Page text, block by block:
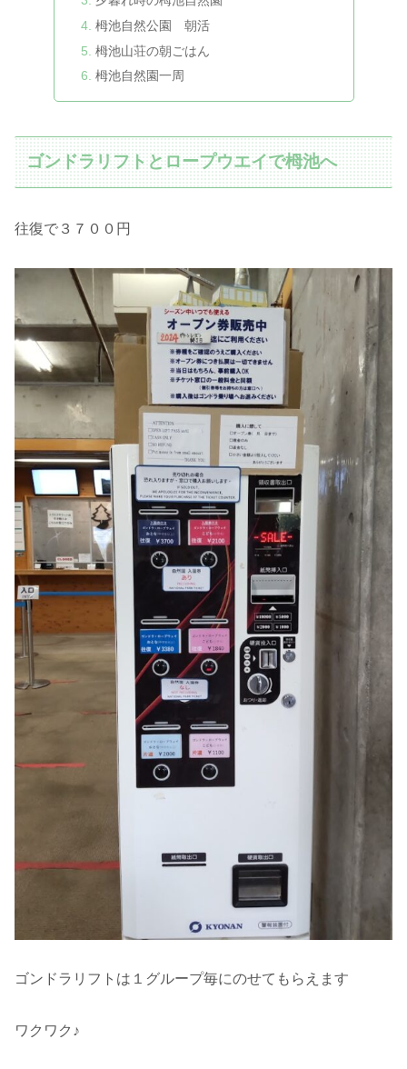
栂池自然公園 朝活
栂池山荘の朝ごはん
栂池自然園一周
ゴンドラリフトとロープウエイで栂池へ
往復で３７００円
ゴンドラリフトは１グループ毎にのせてもらえます
ワクワク♪